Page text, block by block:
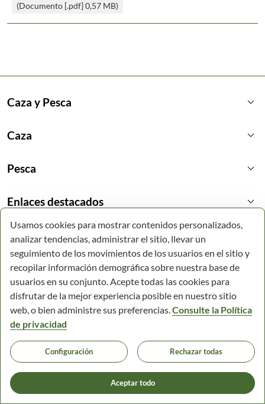
(Documento [.pdf] 0,57 MB)
Caza y Pesca keyboard_arrow_down
Caza keyboard_arrow_down
Pesca keyboard_arrow_down
Enlaces destacados keyboard_arrow_down
Comunidad Autónoma de la Región de Murcia.
Accesibilidad Mapa web Aviso legal Política de cookies
Usamos cookies para mostrar contenidos personalizados,
analizar tendencias, administrar el sitio, llevar un
seguimiento de los movimientos de los usuarios en el sitio y
recopilar información demográfica sobre nuestra base de
usuarios en su conjunto. Acepte todas las cookies para
disfrutar de la mejor experiencia posible en nuestro sitio
web, o bien administre sus preferencias.Consulte la Política
de privacidad
Configuración
Aceptar todo
Rechazar todas